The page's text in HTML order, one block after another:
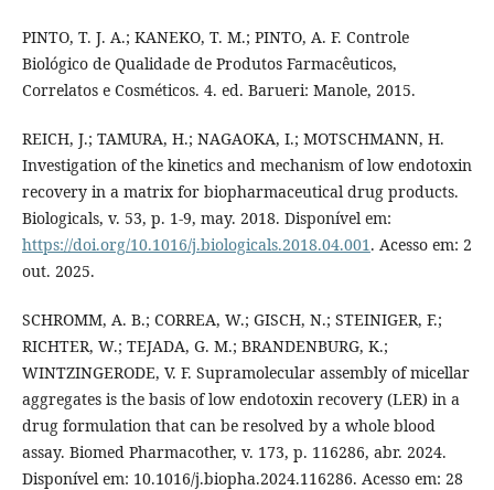
PINTO, T. J. A.; KANEKO, T. M.; PINTO, A. F. Controle
Biológico de Qualidade de Produtos Farmacêuticos,
Correlatos e Cosméticos. 4. ed. Barueri: Manole, 2015.
REICH, J.; TAMURA, H.; NAGAOKA, I.; MOTSCHMANN, H.
Investigation of the kinetics and mechanism of low endotoxin
recovery in a matrix for biopharmaceutical drug products.
Biologicals, v. 53, p. 1-9, may. 2018. Disponível em:
https://doi.org/10.1016/j.biologicals.2018.04.001 . Acesso em: 2
out. 2025.
SCHROMM, A. B.; CORREA, W.; GISCH, N.; STEINIGER, F.;
RICHTER, W.; TEJADA, G. M.; BRANDENBURG, K.;
WINTZINGERODE, V. F. Supramolecular assembly of micellar
aggregates is the basis of low endotoxin recovery (LER) in a
drug formulation that can be resolved by a whole blood
assay. Biomed Pharmacother, v. 173, p. 116286, abr. 2024.
Disponível em: 10.1016/j.biopha.2024.116286. Acesso em: 28